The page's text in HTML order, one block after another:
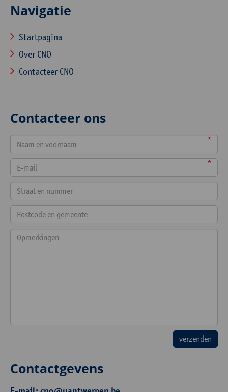
Navigatie
Startpagina
Over CNO
Contacteer CNO
Contacteer ons
*
*
Contactgevens